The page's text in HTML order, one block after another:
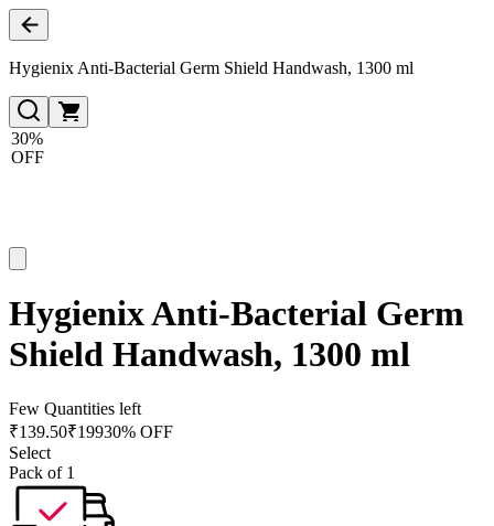
Hygienix Anti-Bacterial Germ Shield Handwash, 1300 ml
30%
OFF
Hygienix Anti-Bacterial Germ
Shield Handwash, 1300 ml
Few Quantities left
₹139.50₹19930% OFF
Select
Pack of 1